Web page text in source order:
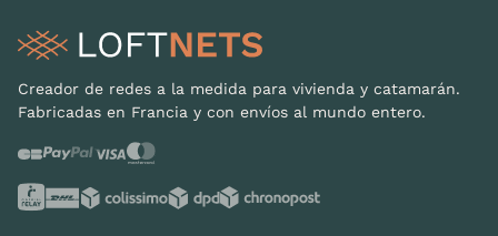
Creador de redes a la medida para vivienda y catamarán.
Fabricadas en Francia y con envíos al mundo entero.